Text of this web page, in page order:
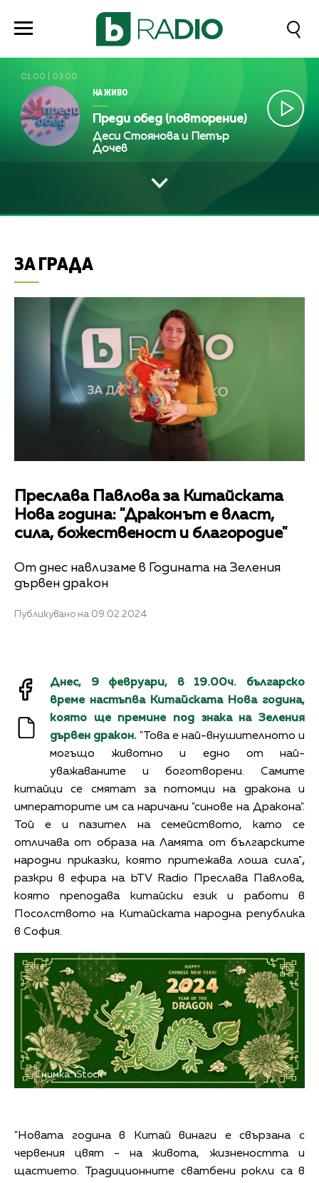
01:00 03:00
НА ЖИВО
Преди обед (повторение)
Деси Стоянова и Петър
Дочев
ЗА ГРАДА
Преслава Павлова за Китайската
Нова година: "Драконът е власт,
сила, божественост и благородие"
От днес навлизаме в Годината на Зеления
дървен дракон
Публикувано на 09.02.2024
Днес, 9 февруари, в 19.00ч. българско
време настъпва Китайската Нова година,
която ще премине под знака на Зеления
дървен дракон. "Това е най-внушителното и
могъщо животно и едно от най-
уважаваните и боготворени. Самите
китайци се смятат за потомци на дракона и
императорите им са наричани "синове на Дракона".
Той е и пазител на семейството, като се
отличава от образа на Ламята от българските
народни приказки, която притежава лоша сила",
разкри в ефира на bTV Radio Преслава Павлова,
която преподава китайски език и работи в
Посолството на Китайската народна република
в София.
Снимка: iStock
"Новата година в Китай винаги е свързана с
червения цвят - на живота, жизнеността и
щастието. Традиционните сватбени рокли са в